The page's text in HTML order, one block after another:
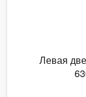
Левая